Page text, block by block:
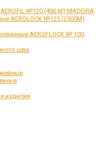
№120 (400 М) MADEIRA
AEROLOCK №125 (2500М)
AEROFLOCK № 100,
шва
изделия